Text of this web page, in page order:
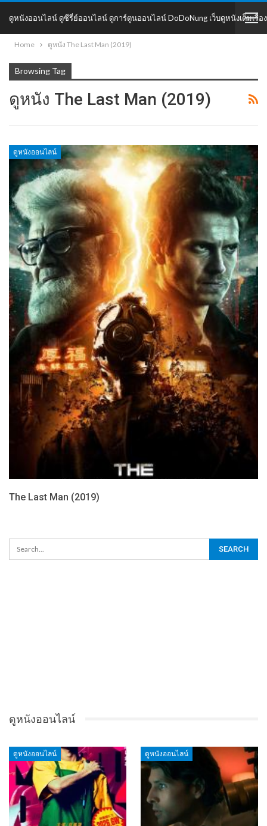
ดูหนังออนไลน์ ดูซีรี่ย์ออนไลน์ ดูการ์ตูนออนไลน์ DoDoNung เว็บดูหนังเต็มเรื่อง
DoDoNung
Home ดูหนัง The Last Man (2019)
Browsing Tag
ดูหนัง The Last Man (2019)
ดูหนังออนไลน์
The Last Man (2019)
ดูหนังออนไลน์
ดูหนังออนไลน์ ดูหนังออนไลน์